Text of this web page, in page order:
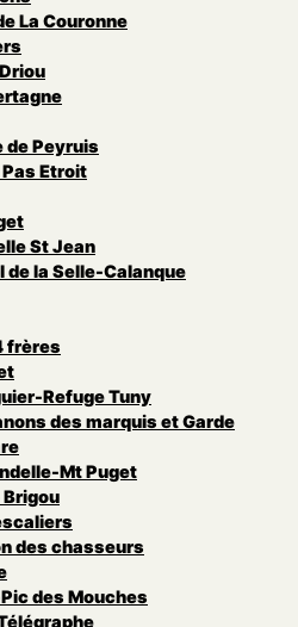
La Couronne
de Peyruis
Etroit
St Jean
de la Selle-Calanque
frères
Refuge Tuny
des marquis et Garde
Mt Puget
des chasseurs
des Mouches